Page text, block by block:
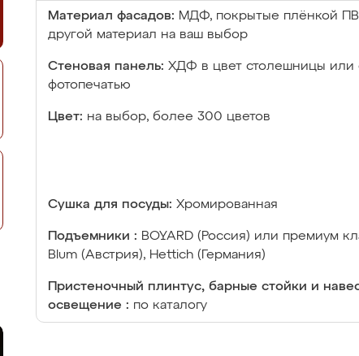
Материал фасадов: МДФ, покрытые плёнкой
другой материал на ваш выбор
Стеновая панель: ХДФ в цвет столешницы или
фотопечатью
Цвет: на выбор, более 300 цветов
Сушка для посуды: Хромированная
Подъемники : BOYARD (Россия) или премиум
Blum (Австрия), Hettich (Германия)
Пристеночный плинтус, барные стойки и
освещение : по каталогу